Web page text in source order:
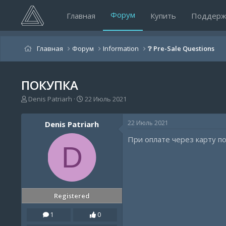
Главная Форум Купить
Главная Форум Information ❔ Pre-Sale Questions
ПОКУПКА
А
т
Denis Patriarh
Д
т
а
н
а
22 Июль 2021
Denis Patriarh
D
Registered
1
0
22 Июль 2021
При оплате через карту